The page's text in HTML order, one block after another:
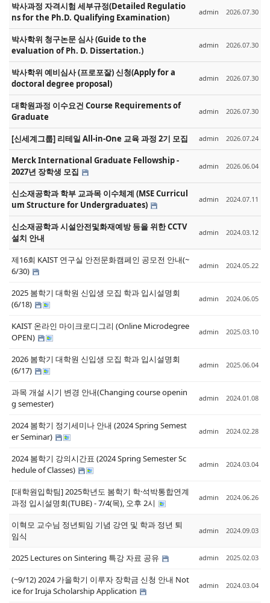
박사과정 자격시험 세부규정(Detailed Regulatio
ns for the Ph.D. Qualifying Examination)
admin 2026.07.30
박사학위 청구논문 심사 (Guide to the
evaluation of Ph. D. Dissertation.)
admin 2026.07.30
박사학위 예비심사 (프로포잘) 신청(Apply for a
doctoral degree proposal)
admin 2026.07.30
대학원과정 이수요건 Course Requirements of
Graduate
admin 2026.07.30
[신세계그룹] 리테일 All-in-One 교육 과정 2기 모집 admin 2026.07.24
Merck International Graduate Fellowship -
2027년 장학생 모집
admin 2026.06.04
신소재공학과 학부 교과목 이수체계 (MSE Curricul
um Structure for Undergraduates)
admin 2024.07.11
신소재공학과 시설안전및화재예방 등을 위한 CCTV
설치 안내
admin 2024.03.12
제16회 KAIST 연구실 안전문화캠페인 공모전 안내(~
6/30)
admin 2024.05.22
2025 봄학기 대학원 신입생 모집 학과 입시설명회
(6/18)
admin 2024.06.05
KAIST 온라인 마이크로디그리 (Online Microdegree
OPEN)
admin 2025.03.10
2026 봄학기 대학원 신입생 모집 학과 입시설명회
(6/17)
admin 2025.06.04
과목 개설 시기 변경 안내(Changing course openin
g semester)
admin 2024.01.08
2024 봄학기 정기세미나 안내 (2024 Spring Semest
er Seminar)
admin 2024.02.28
2024 봄학기 강의시간표 (2024 Spring Semester Sc
hedule of Classes)
admin 2024.03.04
[대학원입학팀] 2025학년도 봄학기 학·석박통합연계
과정 입시설명회(TUBE) - 7/4(목), 오후 2시
admin 2024.06.26
이혁모 교수님 정년퇴임 기념 강연 및 학과 정년 퇴
임식
admin 2024.09.03
2025 Lectures on Sintering 특강 자료 공유 admin 2025.02.03
(~9/12) 2024 가을학기 이루자 장학금 신청 안내 Not
ice for Iruja Scholarship Application
admin 2024.03.04